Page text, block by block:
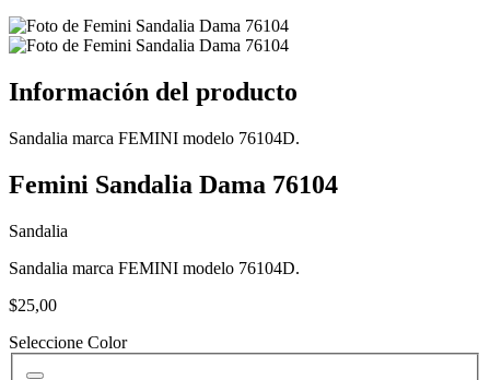
Información del producto
Sandalia marca FEMINI modelo 76104D.
Femini Sandalia Dama 76104
Sandalia
Sandalia marca FEMINI modelo 76104D.
$25,00
Seleccione Color